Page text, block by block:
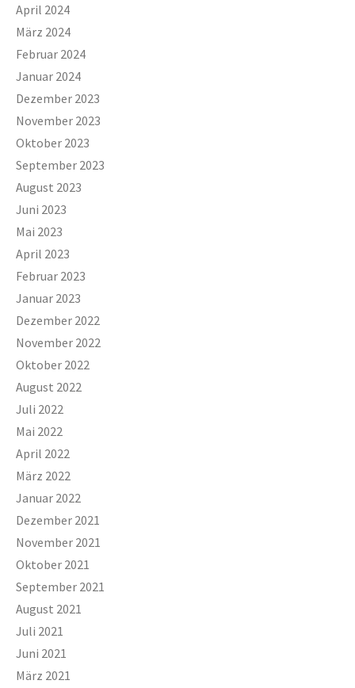
April 2024
März 2024
Februar 2024
Januar 2024
Dezember 2023
November 2023
Oktober 2023
September 2023
August 2023
Juni 2023
Mai 2023
April 2023
Februar 2023
Januar 2023
Dezember 2022
November 2022
Oktober 2022
August 2022
Juli 2022
Mai 2022
April 2022
März 2022
Januar 2022
Dezember 2021
November 2021
Oktober 2021
September 2021
August 2021
Juli 2021
Juni 2021
März 2021